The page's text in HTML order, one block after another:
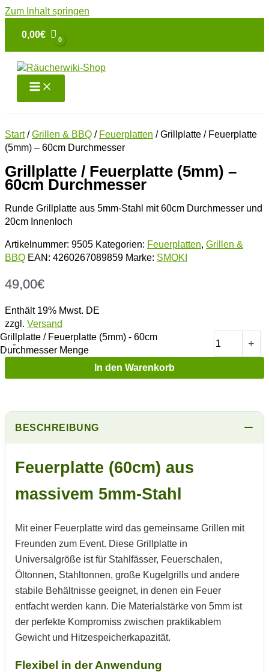
Zum Inhalt springen
0,00€
Start/Grillen & BBQ / Feuerplatten / Grillplatte / Feuerplatte
(5mm) – 60cm Durchmesser
Grillplatte / Feuerplatte (5mm) –
60cm Durchmesser
Runde Grillplatte aus 5mm-Stahl mit 60cm Durchmesser und
20cm Innenloch
Artikelnummer: 9505 Kategorien: Feuerplatten, Grillen &
BBQ EAN: 4260267089859 Marke: SMOKI
49,00€
Enthält 19% Mwst. DE
zzgl. Versand
-
Grillplatte / Feuerplatte (5mm) - 60cm
Durchmesser Menge
+
In den Warenkorb
BESCHREIBUNG
Feuerplatte (60cm) aus
massivem 5mm-Stahl
Mit einer Feuerplatte wird das gemeinsame Grillen mit
Freunden zum Event. Diese Grillplatte in
Universalgröße ist für Stahlfässer, Feuerschalen,
Öltonnen, Stahltonnen, große Kugelgrills und andere
stabile Behältnisse geeignet, in denen ein Feuer
entfacht werden kann. Die Materialstärke von 5mm ist
der perfekte Kompromiss zwischen praktikablem
Gewicht und Hitzespeicherkapazität.
Flexibel in der Anwendung